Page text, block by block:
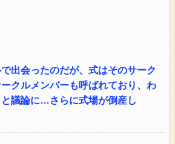
出会ったのだが、式はそのサーク
クルメンバーも呼ばれており、わ
議論に…さらに式場が倒産し